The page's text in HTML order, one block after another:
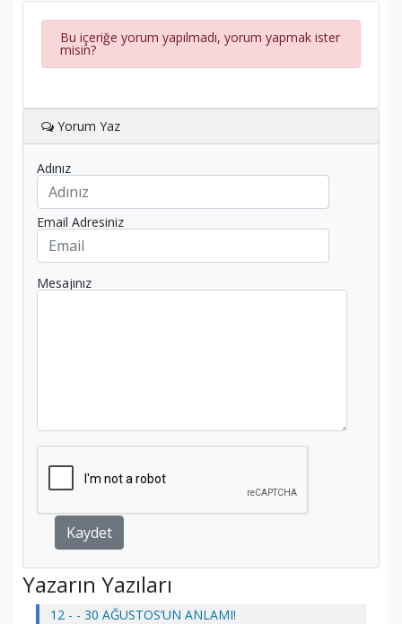
Bu içeriğe yorum yapılmadı, yorum yapmak ister
misin?
Yorum Yaz
Adınız
Email Adresiniz
Mesajınız
Kaydet
Yazarın Yazıları
12 - - 30 AĞUSTOS’UN ANLAMI!